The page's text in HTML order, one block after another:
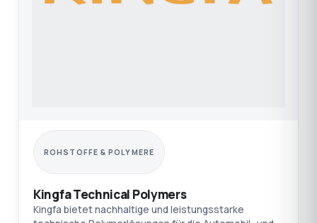
ROHSTOFFE & POLYMERE
Kingfa Technical Polymers
Kingfa bietet nachhaltige und leistungsstarke